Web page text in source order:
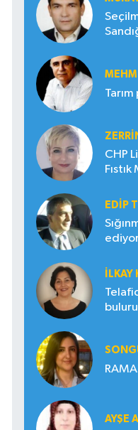
CHP
EDIP
AYŞE